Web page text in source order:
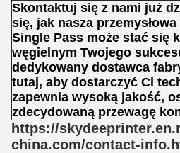
Skontaktuj się z nami już
się, jak nasza
Single Pass może stać się
węgielnym Twojego
dedykowany dostawca
tutaj, aby dostarczyć Ci
zapewnia wysoką jakość,
zdecydowaną przewagę
https://
china.com/contact-